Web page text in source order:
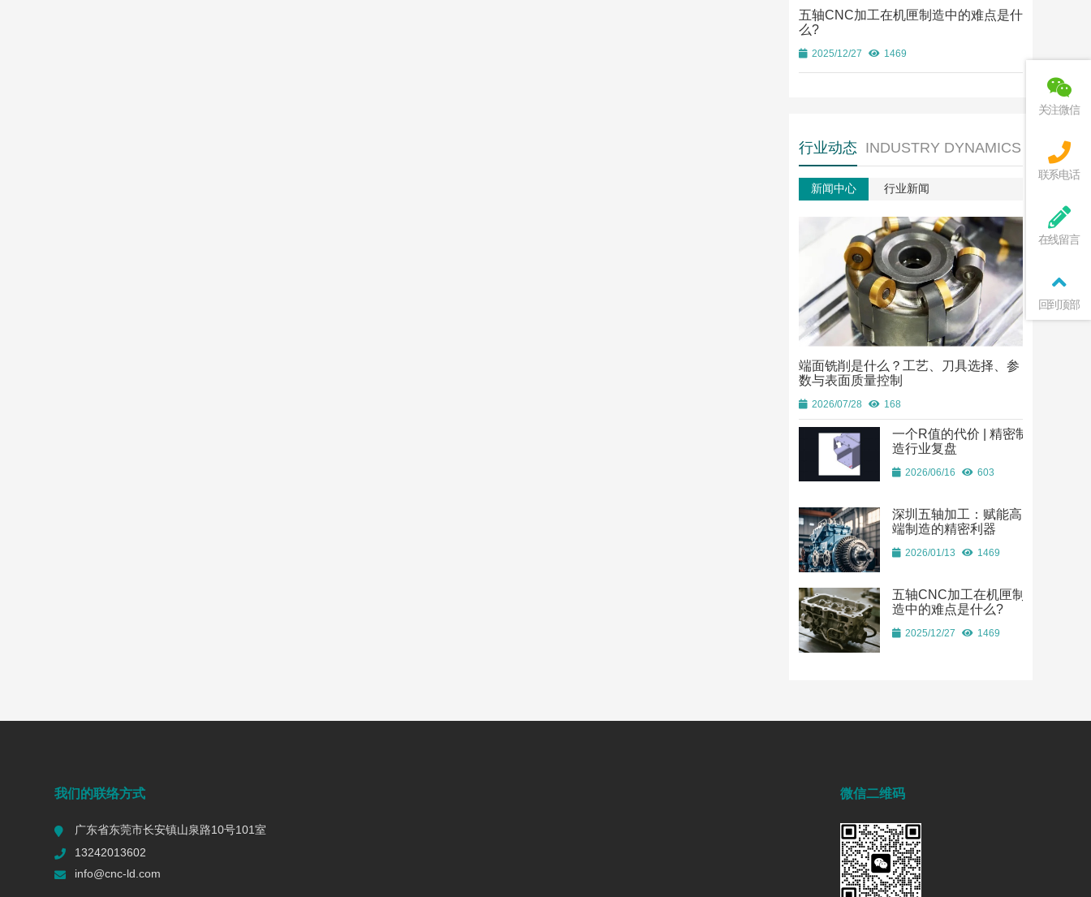
五轴CNC加工在机匣制造中的难点是什
么?
2025/12/27 1469
行业动态 INDUSTRY DYNAMICS
新闻中心 行业新闻
端面铣削是什么？工艺、刀具选择、参
数与表面质量控制
2026/07/28 168
一个R值的代价 | 精密制
造行业复盘
2026/06/16 603
深圳五轴加工：赋能高
端制造的精密利器
2026/01/13 1469
五轴CNC加工在机匣制
造中的难点是什么?
2025/12/27 1469
我们的联络方式
广东省东莞市长安镇山泉路10号101室
13242013602
info@cnc-ld.com
微信二维码
关注微信
联系电话
在线留言
回到顶部